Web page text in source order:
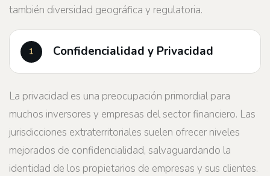
también diversidad geográfica y regulatoria.
Confidencialidad y Privacidad
La privacidad es una preocupación primordial para
muchos inversores y empresas del sector financiero. Las
jurisdicciones extraterritoriales suelen ofrecer niveles
mejorados de confidencialidad, salvaguardando la
identidad de los propietarios de empresas y sus clientes.